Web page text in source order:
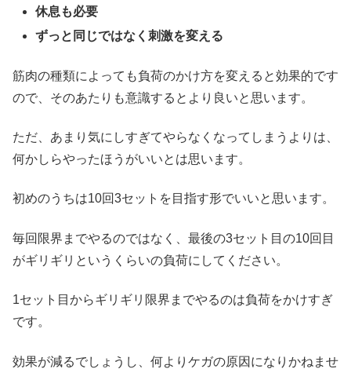
休息も必要
ずっと同じではなく刺激を変える
筋肉の種類によっても負荷のかけ方を変えると効果的です
ので、そのあたりも意識するとより良いと思います。
ただ、あまり気にしすぎてやらなくなってしまうよりは、
何かしらやったほうがいいとは思います。
初めのうちは10回3セットを目指す形でいいと思います。
毎回限界までやるのではなく、最後の3セット目の10回目
がギリギリというくらいの負荷にしてください。
1セット目からギリギリ限界までやるのは負荷をかけすぎ
です。
効果が減るでしょうし、何よりケガの原因になりかねませ